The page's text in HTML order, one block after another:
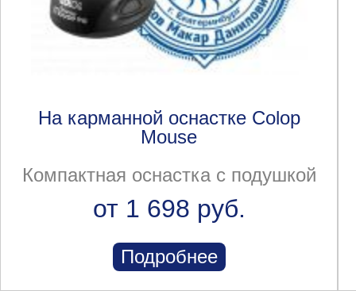
На карманной оснастке Colop
Mouse
Компактная оснастка с подушкой
от 1 698 руб.
Подробнее